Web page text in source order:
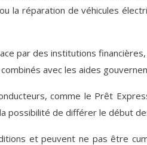
la réparation de véhicules
par des institutions
avec les aides
comme le Prêt
possibilité de différer le début
et peuvent ne pas être